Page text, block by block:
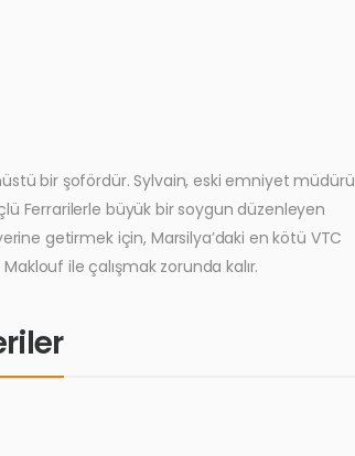
bir şofördür. Sylvain, eski emniyet müdürü
Ferrarilerle büyük bir soygun düzenleyen
getirmek için, Marsilya’daki en kötü VTC
ile çalışmak zorunda kalır.